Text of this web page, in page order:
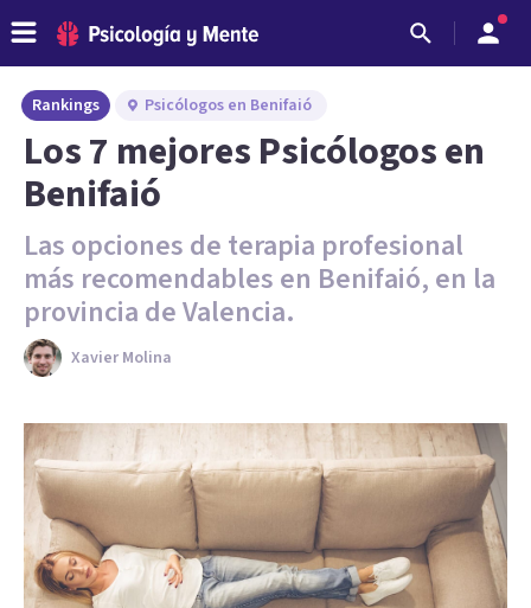
Rankings Psicólogos en Benifaió
Los 7 mejores Psicólogos en
Benifaió
Las opciones de terapia profesional
más recomendables en Benifaió, en la
provincia de Valencia.
Xavier Molina